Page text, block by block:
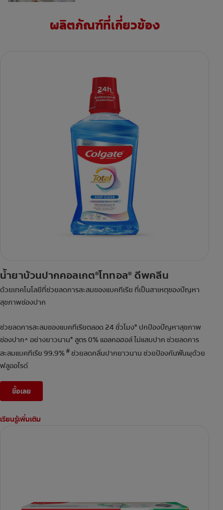
ผลิตภัณฑ์ที่เกี่ยวข้อง
น้ำยาบ้วนปากคอลเกต®โททอล® ดีพคลีน
ด้วยเทคโนโลยีที่ช่วยลดการสะสมของแบคทีเรีย ที่เป็นสาเหตุของปัญหา
สุขภาพช่องปาก
ช่วยลดการสะสมของแบคทีเรียตลอด 24 ชั่วโมง* ปกป้องปัญหาสุขภาพ
ช่องปาก^ อย่างยาวนาน* สูตร 0% แอลกอฮอล์ ไม่แสบปาก ช่วยลดการ
สะสมแบคทีเรีย 99.9%# ช่วยลดกลิ่นปากยาวนาน ช่วยป้องกันฟันผุด้วย
ฟลูออไรด์
ซื้อเลย
เรียนรู้เพิ่มเติม